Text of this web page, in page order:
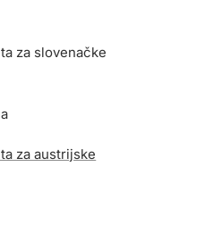
za slovenačke
za austrijske